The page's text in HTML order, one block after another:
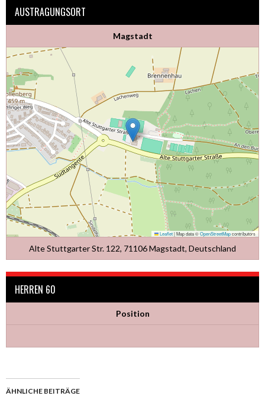
AUSTRAGUNGSORT
Magstadt
Leaflet|Map data ©OpenStreetMapcontributors
Alte Stuttgarter Str. 122, 71106 Magstadt, Deutschland
HERREN 60
Position
ÄHNLICHE BEITRÄGE